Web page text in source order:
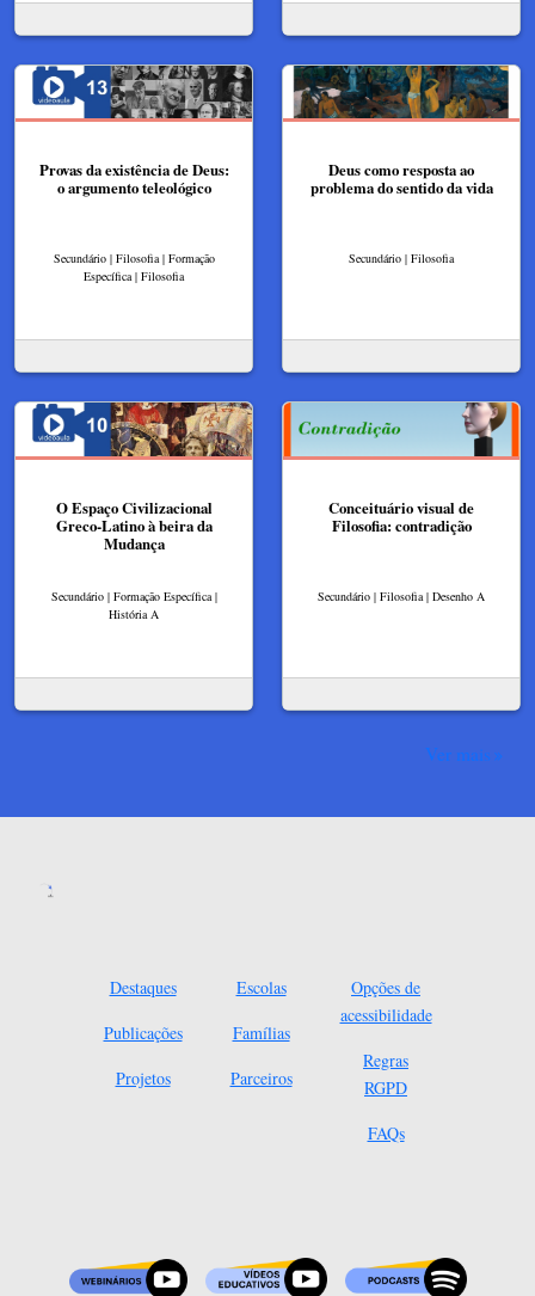
Provas da existência de Deus:
o argumento teleológico
Secundário | Filosofia | Formação
Específica | Filosofia
Deus como resposta ao
problema do sentido da vida
Secundário | Filosofia
O Espaço Civilizacional
Greco-Latino à beira da
Mudança
Secundário | Formação Específica |
História A
Conceituário visual de
Filosofia: contradição
Secundário | Filosofia | Desenho A
Ver mais
Destaques
Publicações
Projetos
Escolas
Famílias
Parceiros
Opções de
acessibilidade
Regras
RGPD
FAQs